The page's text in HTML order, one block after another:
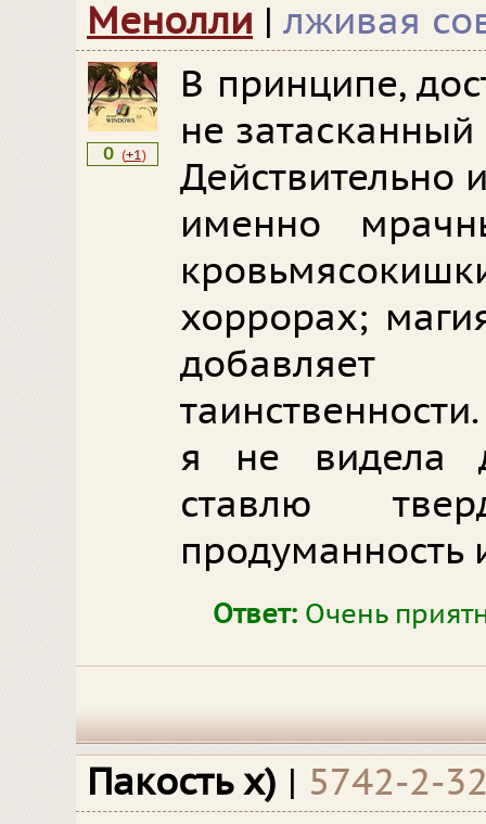
Менолли | лживая
0 (+1)
В принципе,
не
Действительно
именно
хоррорах;
добавляет
я не видела
ставлю
продуманность
Ответ: Очень
Пакость х) | 5742-2-